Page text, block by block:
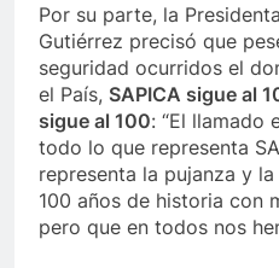
Por su parte, la
Gutiérrez precisó que
seguridad ocurridos el
el País, SAPICA sigue al
sigue al 100: “El llamado
todo lo que representa
representa la pujanza y
100 años de historia con
pero que en todos nos